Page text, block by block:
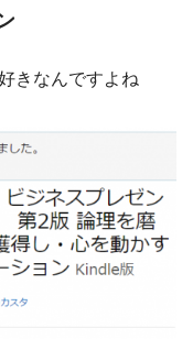
きなんですよね